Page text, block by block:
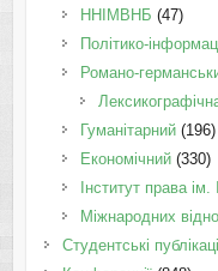
ННІМВНБ (47)
Політико-
Романо-
Гуманітарний(196)
Економічний(330)
Інститут права
Міжнародних
Студентські